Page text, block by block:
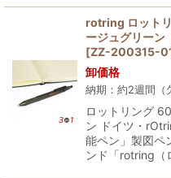
rotring ロット
ージュグリーン
[ZZ-200315-
卸価格
納期：約2週間（
ロットリング
ン ドイツ・
能ペン」製図ペ
ンド「rotring（